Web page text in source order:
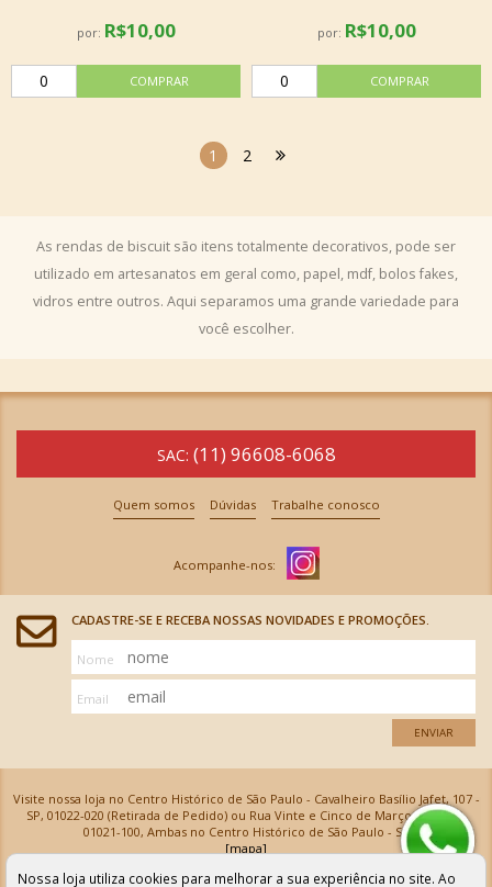
por: R$10,00 por: R$10,00
1 2
As rendas de biscuit são itens totalmente decorativos, pode ser
utilizado em artesanatos em geral como, papel, mdf, bolos fakes,
vidros entre outros. Aqui separamos uma grande variedade para
você escolher.
SAC: (11) 96608-6068
Quem somos Dúvidas Trabalhe conosco
CADASTRE-SE E RECEBA NOSSAS NOVIDADES E PROMOÇÕES.
Nome
Email
ENVIAR
Visite nossa loja no Centro Histórico de São Paulo - Cavalheiro Basílio Jafet, 107 -
SP, 01022-020 (Retirada de Pedido) ou Rua Vinte e Cinco de Março, 576 - SP,
01021-100, Ambas no Centro Histórico de São Paulo - SP
[mapa]
Armarinhos Santa Cecília Ltda | CNPJ: 61.069.639/0001-18
Nossa loja utiliza cookies para melhorar a sua experiência no site. Ao